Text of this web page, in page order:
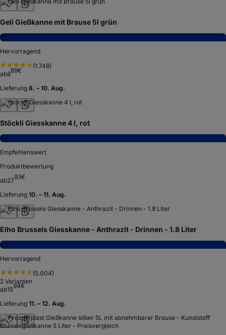
Geli Gießkanne mit Brause 5l grün
8,1
Hervorragend
(1.748)
ab889€
Lieferung 8. – 10. Aug.
Stöckli Giesskanne 4 l, rot
7,6
Empfehlenswert
Produktbewertung
ab2793€
Lieferung 10. – 11. Aug.
Elho Brussels Giesskanne - Anthrazit - Drinnen - 1.8 Liter
8,3
Hervorragend
(5.004)
2 Varianten
ab1594€
Lieferung 11. – 12. Aug.